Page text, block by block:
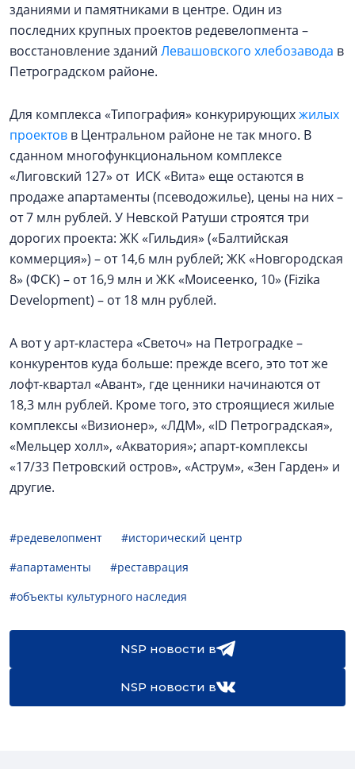
зданиями и памятниками в центре. Один из
последних крупных проектов редевелопмента –
восстановление зданий Левашовского хлебозавода в
Петроградском районе.
Для комплекса «Типография» конкурирующихжилых
проектов в Центральном районе не так много. В
сданном многофункциональном комплексе
«Лиговский 127» от ИСК «Вита» еще остаются в
продаже апартаменты (псеводожилье), цены на них –
от 7 млн рублей. У Невской Ратуши строятся три
дорогих проекта: ЖК «Гильдия» («Балтийская
коммерция») – от 14,6 млн рублей; ЖК «Новгородская
8» (ФСК) – от 16,9 млн и ЖК «Моисеенко, 10» (Fizika
Development) – от 18 млн рублей.
А вот у арт-кластера «Светоч» на Петроградке –
конкурентов куда больше: прежде всего, это тот же
лофт-квартал «Авант», где ценники начинаются от
18,3 млн рублей. Кроме того, это строящиеся жилые
комплексы «Визионер», «ЛДМ», «ID Петроградская»,
«Мельцер холл», «Акватория»; апарт-комплексы
«17/33 Петровский остров», «Аструм», «Зен Гарден» и
другие.
#редевелопмент
#исторический центр
#апартаменты
#реставрация
#объекты культурного наследия
NSP новости в
NSP новости в